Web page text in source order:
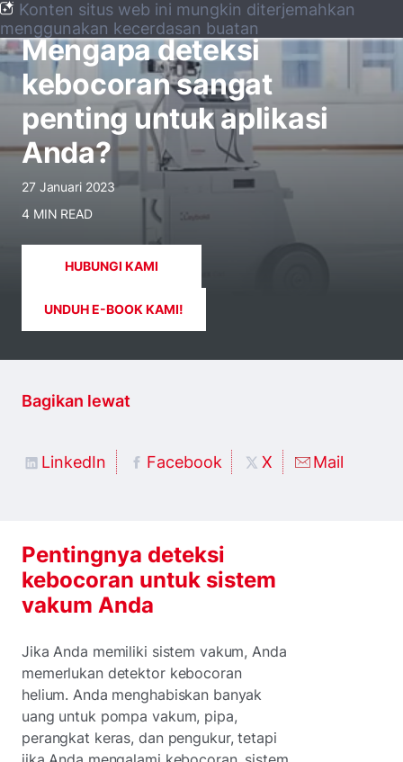
Konten situs web ini mungkin diterjemahkan
menggunakan kecerdasan buatan
BLOG
Mengapa deteksi
kebocoran sangat
penting untuk aplikasi
Anda?
27 Januari 2023
4 MIN READ
HUBUNGI KAMI
UNDUH E-BOOK KAMI!
Bagikan lewat
LinkedIn Facebook X Mail
Pentingnya deteksi
kebocoran untuk sistem
vakum Anda
Jika Anda memiliki sistem vakum, Anda
memerlukan detektor kebocoran
helium. Anda menghabiskan banyak
uang untuk pompa vakum, pipa,
perangkat keras, dan pengukur, tetapi